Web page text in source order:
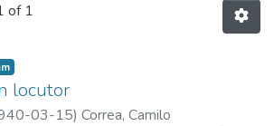
of 1
locutor
03-15) Correa, Camilo